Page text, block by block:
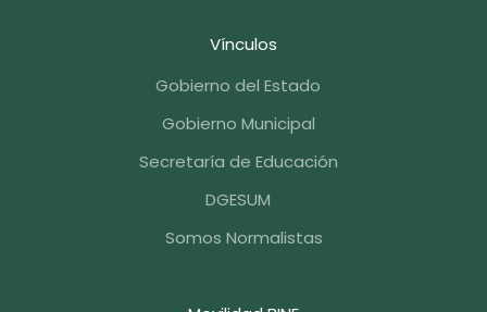
Vínculos
Gobierno del Estado
Gobierno Municipal
Secretaría de Educación
DGESUM
Somos Normalistas